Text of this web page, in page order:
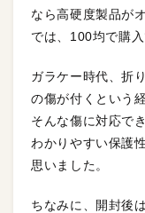
なら高硬度製品が
では、100均で購
ガラケー時代、折
の傷が付くという
そんな傷に対応で
わかりやすい保護
思いました。
ちなみに、開封後